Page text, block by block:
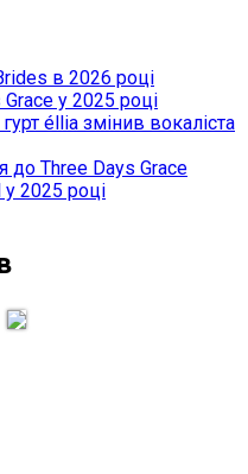
в 2026 році
у 2025 році
éllia змінив вокаліста
до Three Days Grace
2025 році